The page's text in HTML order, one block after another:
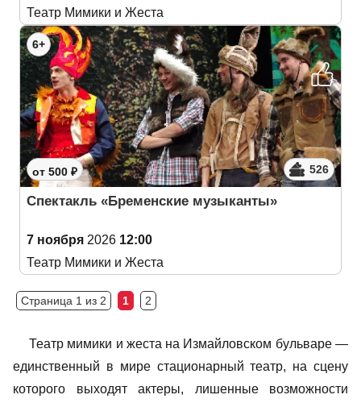
Театр Мимики и Жеста
6+
от 500 ₽ 526
Спектакль «Бременские музыканты»
7 ноября 2026 12:00
Театр Мимики и Жеста
Страница 1 из 2 1 2
Театр мимики и жеста на Измайловском бульваре —
единственный в мире стационарный театр, на сцену
которого выходят актеры, лишенные возможности